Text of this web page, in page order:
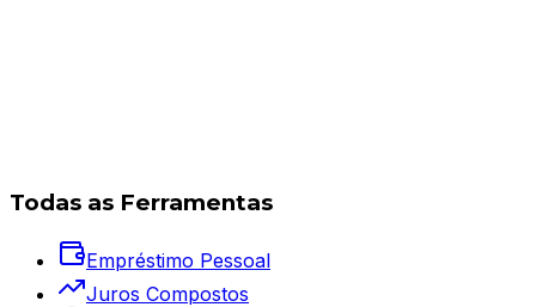
Todas as Ferramentas
Empréstimo Pessoal
Juros Compostos